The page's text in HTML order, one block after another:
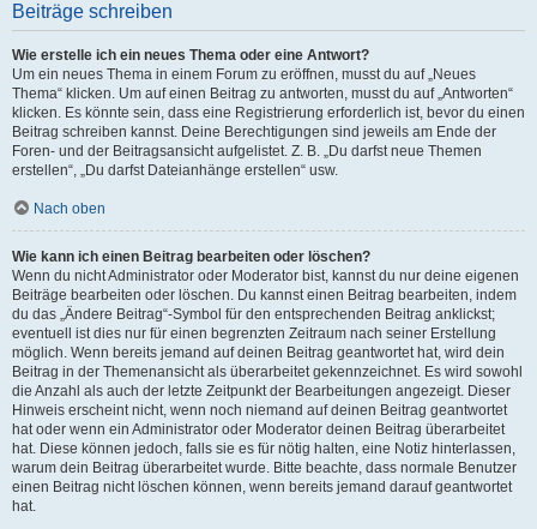
Beiträge schreiben
Wie erstelle ich ein neues Thema oder eine Antwort?
Um ein neues Thema in einem Forum zu eröffnen, musst du auf „Neues
Thema“ klicken. Um auf einen Beitrag zu antworten, musst du auf „Antworten“
klicken. Es könnte sein, dass eine Registrierung erforderlich ist, bevor du einen
Beitrag schreiben kannst. Deine Berechtigungen sind jeweils am Ende der
Foren- und der Beitragsansicht aufgelistet. Z. B. „Du darfst neue Themen
erstellen“, „Du darfst Dateianhänge erstellen“ usw.
Nach oben
Wie kann ich einen Beitrag bearbeiten oder löschen?
Wenn du nicht Administrator oder Moderator bist, kannst du nur deine eigenen
Beiträge bearbeiten oder löschen. Du kannst einen Beitrag bearbeiten, indem
du das „Ändere Beitrag“-Symbol für den entsprechenden Beitrag anklickst;
eventuell ist dies nur für einen begrenzten Zeitraum nach seiner Erstellung
möglich. Wenn bereits jemand auf deinen Beitrag geantwortet hat, wird dein
Beitrag in der Themenansicht als überarbeitet gekennzeichnet. Es wird sowohl
die Anzahl als auch der letzte Zeitpunkt der Bearbeitungen angezeigt. Dieser
Hinweis erscheint nicht, wenn noch niemand auf deinen Beitrag geantwortet
hat oder wenn ein Administrator oder Moderator deinen Beitrag überarbeitet
hat. Diese können jedoch, falls sie es für nötig halten, eine Notiz hinterlassen,
warum dein Beitrag überarbeitet wurde. Bitte beachte, dass normale Benutzer
einen Beitrag nicht löschen können, wenn bereits jemand darauf geantwortet
hat.